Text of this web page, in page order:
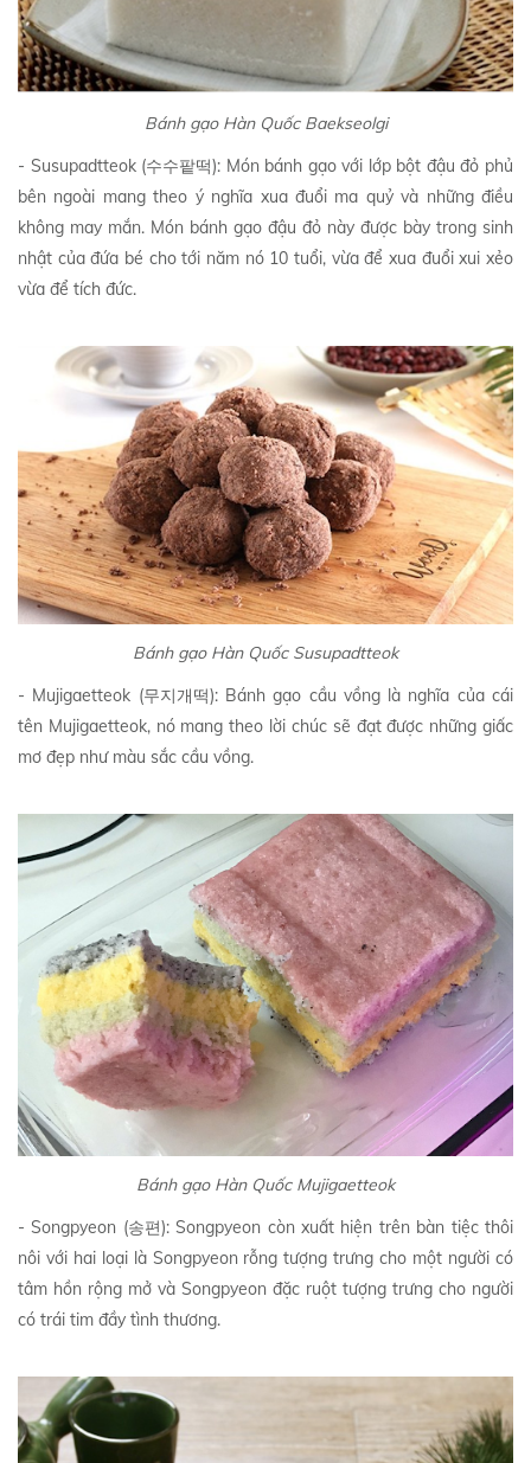
Bánh gạo Hàn Quốc Baekseolgi
- Susupadtteok (수수팥떡): Món bánh gạo với lớp bột đậu đỏ phủ
bên ngoài mang theo ý nghĩa xua đuổi ma quỷ và những điều
không may mắn. Món bánh gạo đậu đỏ này được bày trong sinh
nhật của đứa bé cho tới năm nó 10 tuổi, vừa để xua đuổi xui xẻo
vừa để tích đức.
Bánh gạo Hàn Quốc Susupadtteok
- Mujigaetteok (무지개떡): Bánh gạo cầu vồng là nghĩa của cái
tên Mujigaetteok, nó mang theo lời chúc sẽ đạt được những giấc
mơ đẹp như màu sắc cầu vồng.
Bánh gạo Hàn Quốc Mujigaetteok
- Songpyeon (송편): Songpyeon còn xuất hiện trên bàn tiệc thôi
nôi với hai loại là Songpyeon rỗng tượng trưng cho một người có
tâm hồn rộng mở và Songpyeon đặc ruột tượng trưng cho người
có trái tim đầy tình thương.